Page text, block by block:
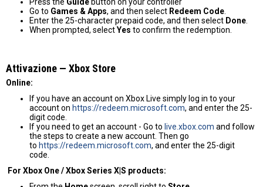
Press the Guide button on your controller
Go to Games & Apps, and then select Redeem Code.
Enter the 25-character prepaid code, and then select Done.
When prompted, selectYes to confirm the redemption.
Attivazione — Хbox Store
Online:
If you have an account on Xbox Live simply log in to your
account on https://redeem.microsoft.com, and enter the 25-
digit code.
If you need to get an account - Go to live.xbox.com and follow
the steps to create a new account. Then go
to https://redeem.microsoft.com, and enter the 25-digit
code.
For Xbox One / Xbox Series X|S products: